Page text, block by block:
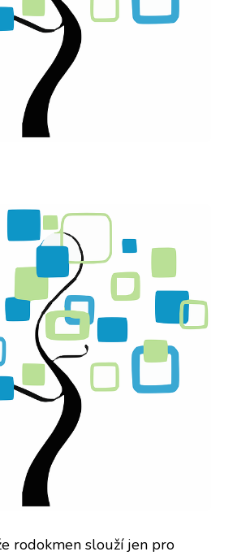
rodokmen slouží jen pro